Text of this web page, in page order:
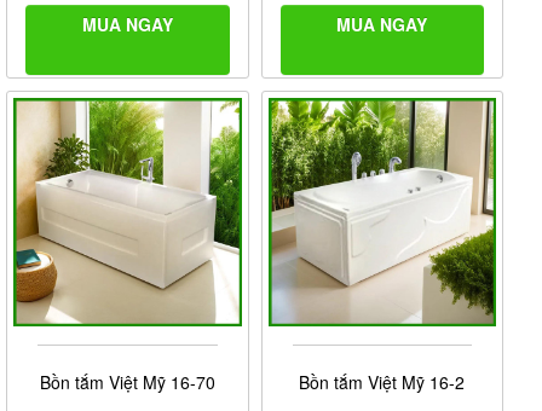
MUA NGAY
MUA NGAY
Bồn tắm Việt Mỹ 16-70 Bồn tắm Việt Mỹ 16-2